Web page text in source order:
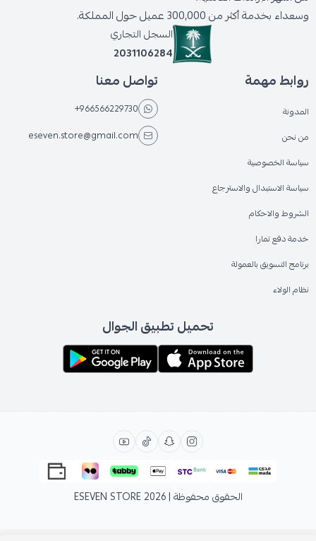
وسعداء بخدمة أكثر من 300,000 عميل حول المملكة.
السجل التجاري
2031106284
روابط مهمة
المدونة
من نحن
سياسة الخصوصية
سياسة الاستبدال والاسترجاع
الشروط والاحكام
خدمة دفع تمارا
برنامج التسويق بالعمولة
نظام الولاء
تواصل معنا
+966566229730
eseven.store@gmail.com
تحميل تطبيق الجوال
الحقوق محفوظة | 2026 ESEVEN STORE